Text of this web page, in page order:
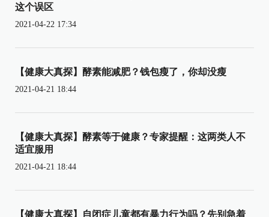
这个误区
2021-04-22 17:34
【健康大真探】酵素能减肥？钱包瘦了，你却没瘦
2021-04-21 18:44
【健康大真探】酵素等于健康？专家提醒：这两类人不
适宜服用
2021-04-21 18:44
【健康大真探】自闭症儿童都有暴力行为吗？先别急着